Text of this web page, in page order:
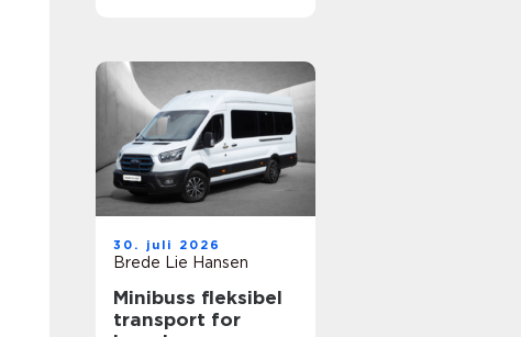
30. juli 2026
Brede Lie Hansen
Minibuss fleksibel
transport for